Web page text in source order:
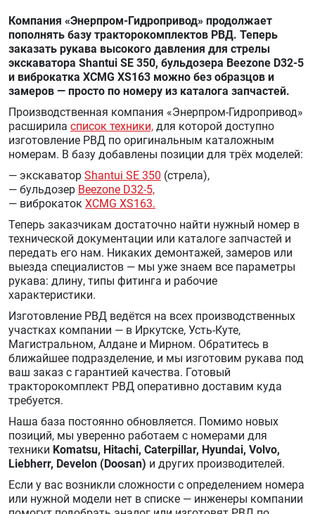
Компания «Энерпром-Гидропривод» продолжает
пополнять базу тракторокомплектов РВД. Теперь
заказать рукава высокого давления для стрелы
экскаватора Shantui SE 350, бульдозера Beezone D32-5
и виброкатка XCMG XS163 можно без образцов и
замеров — просто по номеру из каталога запчастей.
Производственная компания «Энерпром-Гидропривод»
расширила список техники, для которой доступно
изготовление РВД по оригинальным каталожным
номерам. В базу добавлены позиции для трёх моделей:
— экскаватор Shantui SE 350 (стрела),
— бульдозер Beezone D32-5,
— виброкаток XCMG XS163.
Теперь заказчикам достаточно найти нужный номер в
технической документации или каталоге запчастей и
передать его нам. Никаких демонтажей, замеров или
выезда специалистов — мы уже знаем все параметры
рукава: длину, типы фитинга и рабочие
характеристики.
Изготовление РВД ведётся на всех производственных
участках компании — в Иркутске, Усть-Куте,
Магистральном, Алдане и Мирном. Обратитесь в
ближайшее подразделение, и мы изготовим рукава под
ваш заказ с гарантией качества. Готовый
тракторокомплект РВД оперативно доставим куда
требуется.
Наша база постоянно обновляется. Помимо новых
позиций, мы уверенно работаем с номерами для
техники Komatsu, Hitachi, Caterpillar, Hyundai, Volvo,
Liebherr, Develon (Doosan) и других производителей.
Если у вас возникли сложности с определением номера
или нужной модели нет в списке — инженеры компании